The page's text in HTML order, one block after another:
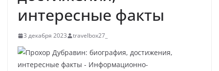
интересные факты
3 декабря 2023 travelbox27_